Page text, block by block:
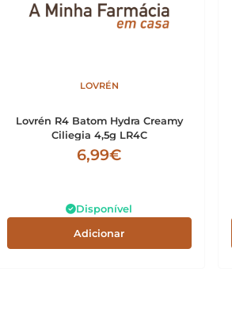
LOVRÉN
Lovrén R4 Batom Hydra Creamy
Ciliegia 4,5g LR4C
6,99€
Disponível
Adicionar